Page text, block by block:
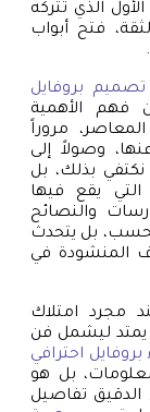
الذي تتركه
فتح أبواب
تصميم بروفايل
الأهمية
مروراً
وصولاً إلى
بذلك، بل
يقع فيها
والنصائح
بل يتحدث
المنشودة في
مجرد امتلاك
يمتد ليشمل فن
بروفايل احترافي
بل هو
تفاصيل